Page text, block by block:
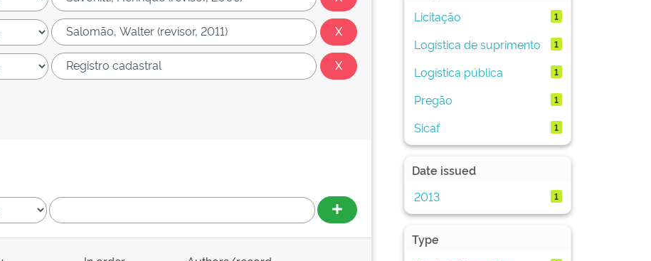
Licitação
1
Logística de suprimento 1
Logística pública 1
Pregão 1
Sicaf 1
Date issued
2013
1
Type